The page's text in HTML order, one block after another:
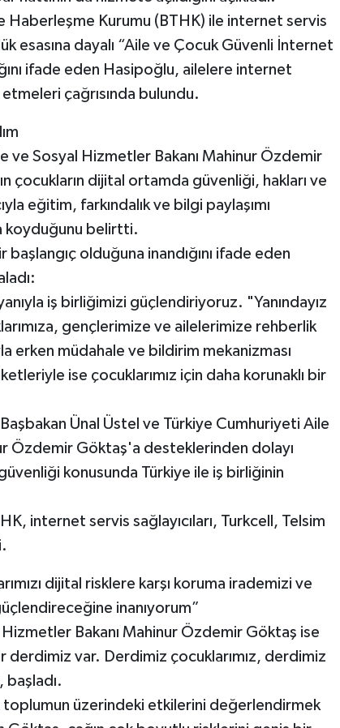
Haberleşme Kurumu (BTHK) ile internet servis
esasına dayalı “Aile ve Çocuk Güvenli İnternet
ifade eden Hasipoğlu, ailelere internet
çağrısında bulundu.
ve Sosyal Hizmetler Bakanı Mahinur Özdemir
çocukların dijital ortamda güvenliği, hakları ve
eğitim, farkındalık ve bilgi paylaşımı
koyduğunu belirtti.
başlangıç olduğuna inandığını ifade eden
iş birliğimizi güçlendiriyoruz. "Yanındayız
gençlerimize ve ailelerimize rehberlik
erken müdahale ve bildirim mekanizması
ise çocuklarımız için daha korunaklı bir
Ünal Üstel ve Türkiye Cumhuriyeti Aile
Özdemir Göktaş'a desteklerinden dolayı
konusunda Türkiye ile iş birliğinin
internet servis sağlayıcıları, Turkcell, Telsim
dijital risklere karşı koruma irademizi ve
inanıyorum”
Bakanı Mahinur Özdemir Göktaş ise
derdimiz var. Derdimiz çocuklarımız, derdimiz
toplumun üzerindeki etkilerini değerlendirmek